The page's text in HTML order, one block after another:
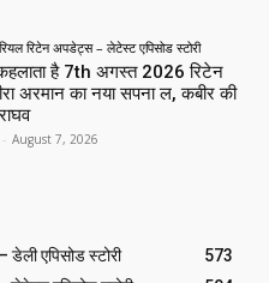
रिटेन अपडेट्स – लेटेस्ट एपिसोड स्टोरी
कहलाता है 7th अगस्त 2026 रिटेन
अरमान का नया सपना ल, कबीर की
- August 7, 2026
डेली एपिसोड स्टोरी
573